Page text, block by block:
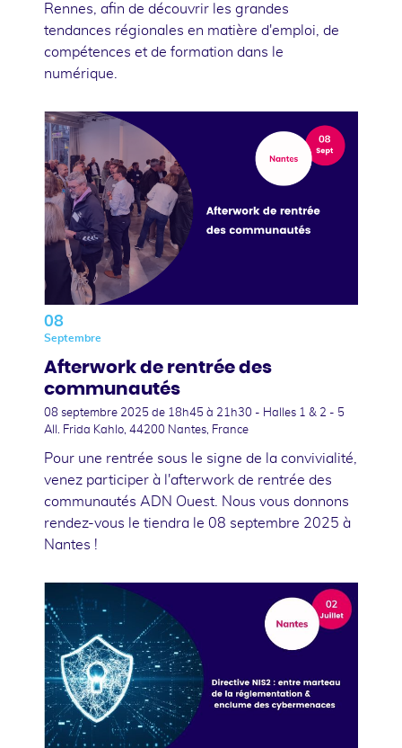
Rennes, afin de découvrir les grandes
tendances régionales en matière d'emploi, de
compétences et de formation dans le
numérique.
08
Septembre
Afterwork de rentrée des
communautés
08 septembre 2025 de 18h45 à 21h30 - Halles 1 & 2 - 5
All. Frida Kahlo, 44200 Nantes, France
Pour une rentrée sous le signe de la convivialité,
venez participer à l'afterwork de rentrée des
communautés ADN Ouest. Nous vous donnons
rendez-vous le tiendra le 08 septembre 2025 à
Nantes !